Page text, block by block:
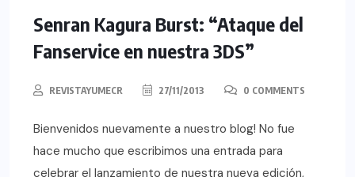
Senran Kagura Burst: “Ataque del
Fanservice en nuestra 3DS”
REVISTAYUMECR 27/11/2013 0 COMMENTS
Bienvenidos nuevamente a nuestro blog! No fue
hace mucho que escribimos una entrada para
celebrar el lanzamiento de nuestra nueva edición,